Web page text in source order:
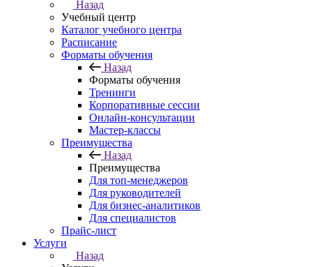
Назад
Учебный центр
Каталог учебного центра
Расписание
Форматы обучения
Назад
Форматы обучения
Тренинги
Корпоративные сессии
Онлайн-консультации
Мастер-классы
Преимущества
Назад
Преимущества
Для топ-менеджеров
Для руководителей
Для бизнес-аналитиков
Для специалистов
Прайс-лист
Услуги
Назад